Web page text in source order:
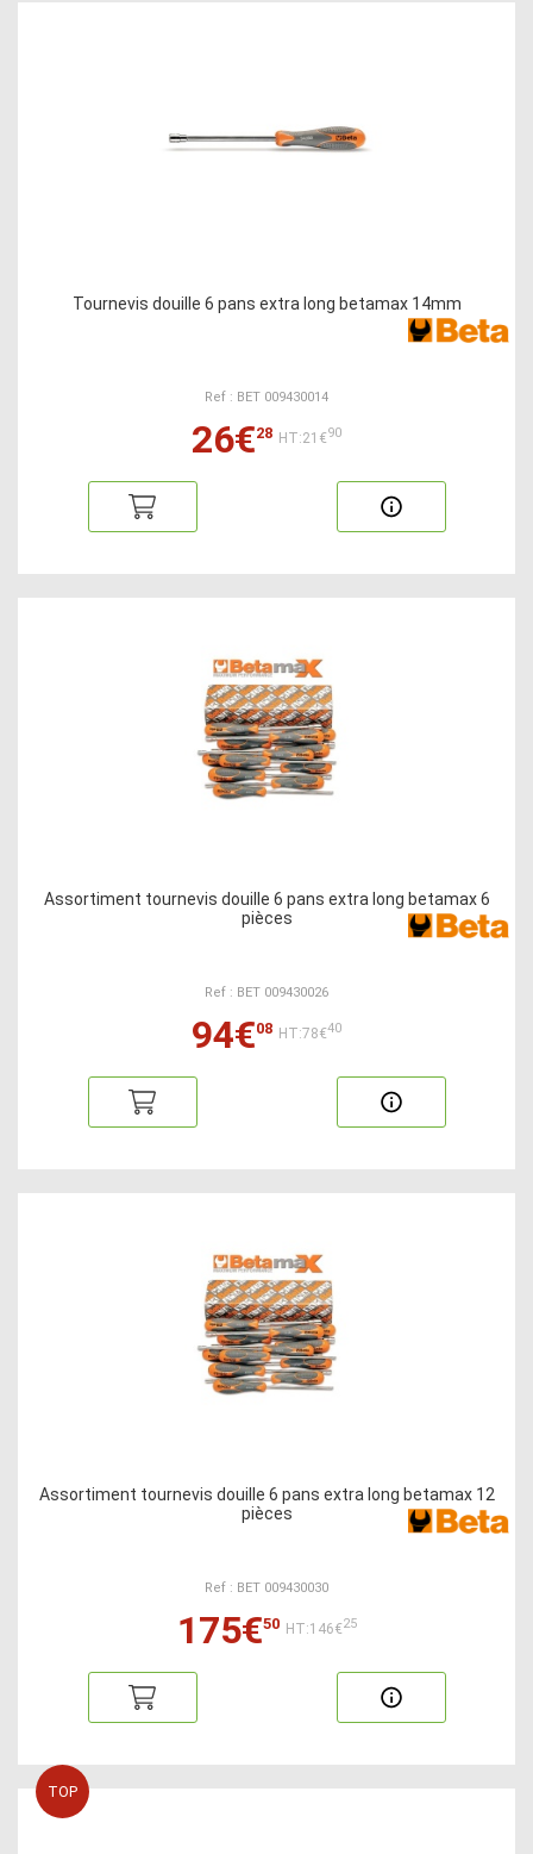
Tournevis douille 6 pans extra long betamax 14mm
Ref : BET 009430014
26€28 HT:21€90
Assortiment tournevis douille 6 pans extra long betamax 6
pièces
Ref : BET 009430026
94€08 HT:78€40
Assortiment tournevis douille 6 pans extra long betamax 12
pièces
Ref : BET 009430030
175€50 HT:146€25
TOP